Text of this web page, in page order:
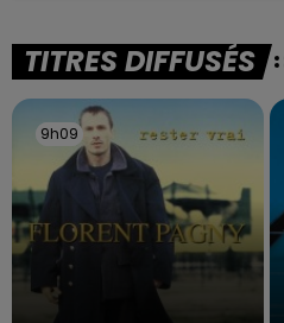
TITRES DIFFUSÉS
9h09
9h09